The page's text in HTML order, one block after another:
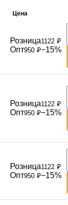
Цена
Розница1122 ₽
Опт950 ₽−15%
Розница1122 ₽
Опт950 ₽−15%
Розница1122 ₽
Опт950 ₽−15%